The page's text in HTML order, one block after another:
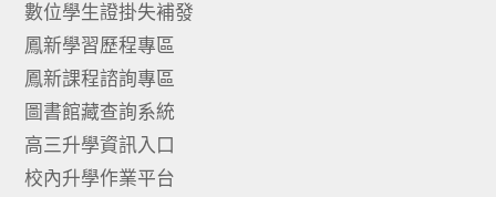
數位學生證掛失補發
鳳新學習歷程專區
鳳新課程諮詢專區
圖書館藏查詢系統
高三升學資訊入口
校內升學作業平台